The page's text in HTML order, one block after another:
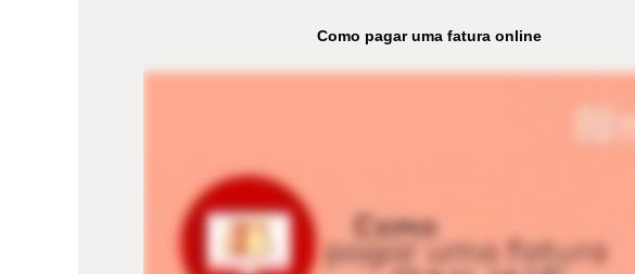
Como pagar uma fatura online